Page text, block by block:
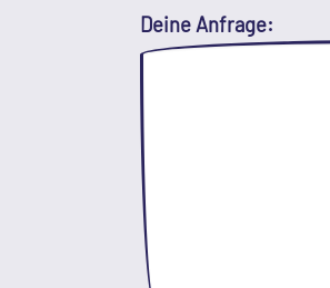
Deine Anfrage: